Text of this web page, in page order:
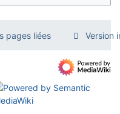
pages liées Version